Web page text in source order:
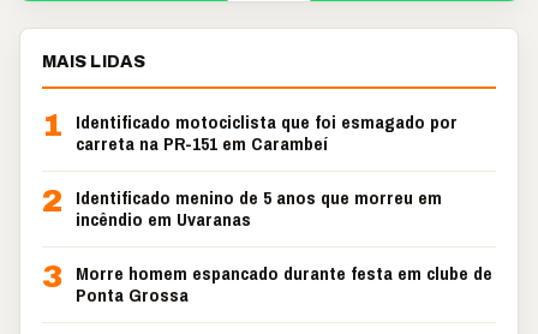
MAIS LIDAS
1
Identificado motociclista que foi esmagado por
carreta na PR-151 em Carambeí
2
Identificado menino de 5 anos que morreu em
incêndio em Uvaranas
3 Morre homem espancado durante festa em clube de
Ponta Grossa